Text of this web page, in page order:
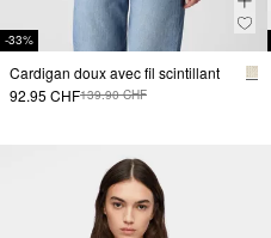
-33%
Cardigan doux avec fil scintillant
92.95 CHF139.90 CHF